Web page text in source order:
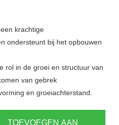
krachtige
ondersteunt bij het opbouwen
rol in de groei en structuur van
van gebrek
en groeiachterstand.
TOEVOEGEN AAN